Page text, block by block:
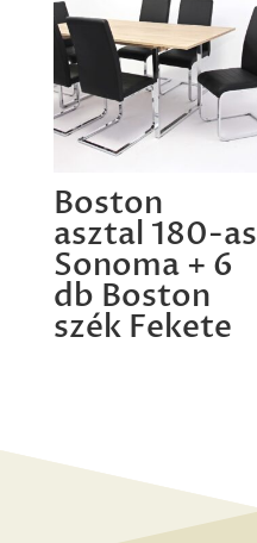
Boston
asztal 180-as
Sonoma + 6
db Boston
szék Fekete